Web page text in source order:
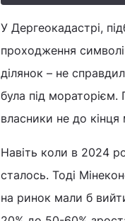
У Дергеокадастрі,
проходження
ділянок – не
була під
власники не до
Навіть коли в 2024
сталось. Тоді
на ринок мали б